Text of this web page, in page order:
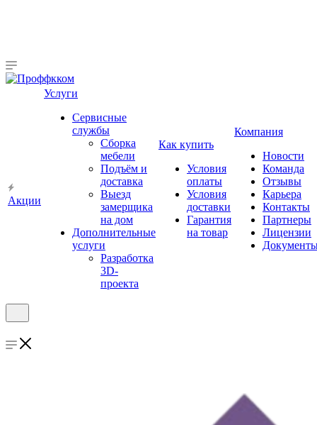
Акции
Услуги
Сервисные
службы
Сборка
мебели
Подъём и
доставка
Выезд
замерщика
на дом
Дополнительные
услуги
Разработка
3D-
проекта
Как купить
Условия
оплаты
Условия
доставки
Гарантия
на товар
Компания
Новости
Команда
Отзывы
Карьера
Контакты
Партнеры
Лицензии